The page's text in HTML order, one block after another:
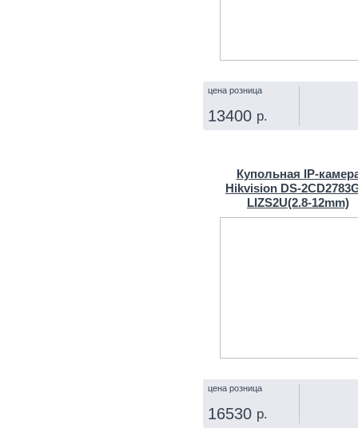
цена розница
13400 р.
Купольная
Hikvision DS-
LIZS2U(2.8‑12mm)
цена розница
16530 р.